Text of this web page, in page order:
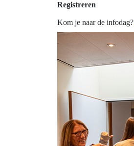
Registreren
Kom je naar de infodag?